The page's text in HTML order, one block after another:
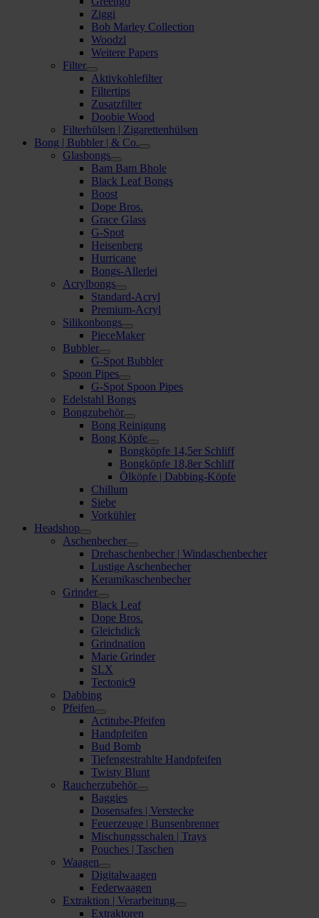
Ziggi
Bob Marley Collection
Woodzl
Weitere Papers
Filter
Aktivkohlefilter
Filtertips
Zusatzfilter
Doobie Wood
Filterhülsen | Zigarettenhülsen
Bong | Bubbler | & Co.
Glasbongs
Bam Bam Bhole
Black Leaf Bongs
Boost
Dope Bros.
Grace Glass
G-Spot
Heisenberg
Hurricane
Bongs-Allerlei
Acrylbongs
Standard-Acryl
Premium-Acryl
Silikonbongs
PieceMaker
Bubbler
G-Spot Bubbler
Spoon Pipes
G-Spot Spoon Pipes
Edelstahl Bongs
Bongzubehör
Bong Reinigung
Bong Köpfe
Bongköpfe 14,5er Schliff
Bongköpfe 18,8er Schliff
Ölköpfe | Dabbing-Köpfe
Chillum
Siebe
Vorkühler
Headshop
Aschenbecher
Drehaschenbecher | Windaschenbecher
Lustige Aschenbecher
Keramikaschenbecher
Grinder
Black Leaf
Dope Bros.
Gleichdick
Grindnation
Marie Grinder
SLX
Tectonic9
Dabbing
Pfeifen
Actitube-Pfeifen
Handpfeifen
Bud Bomb
Tiefengestrahlte Handpfeifen
Twisty Blunt
Raucherzubehör
Baggies
Dosensafes | Verstecke
Feuerzeuge | Bunsenbrenner
Mischungsschalen | Trays
Pouches | Taschen
Waagen
Digitalwaagen
Federwaagen
Extraktion | Verarbeitung
Extraktoren